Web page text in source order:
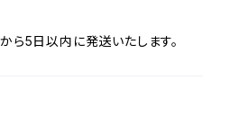
ら5日以内に発送いたします。